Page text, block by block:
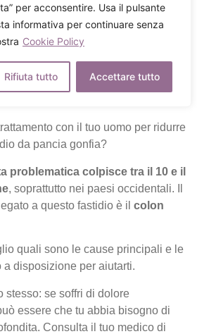
per acconsentire. Usa il pulsante
informativa per continuare senza
Cookie Policy
Rifiuta tutto Accettare tutto
di pancia gonfia e rimedi, fa
o alle difficoltà di
è da imputare a diversi fattori che
con il tuo uomo per ridurre
da pancia gonfia?
problematica colpisce tra il 10 e il
, soprattutto nei paesi occidentali. Il
a questo fastidio è il colon
quali sono le cause principali e le
disposizione per aiutarti.
stesso: se soffri di dolore
essere che tu abbia bisogno di
Consulta il tuo medico di